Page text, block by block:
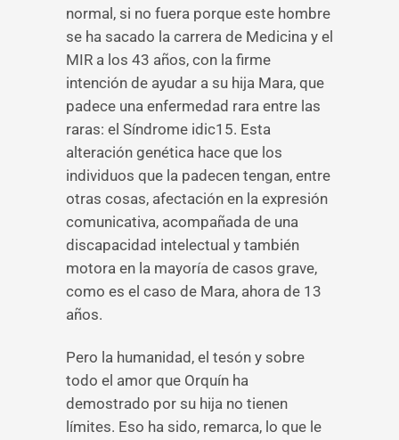
normal, si no fuera porque este hombre
se ha sacado la carrera de Medicina y el
MIR a los 43 años, con la firme
intención de ayudar a su hija Mara, que
padece una enfermedad rara entre las
raras: el Síndrome idic15. Esta
alteración genética hace que los
individuos que la padecen tengan, entre
otras cosas, afectación en la expresión
comunicativa, acompañada de una
discapacidad intelectual y también
motora en la mayoría de casos grave,
como es el caso de Mara, ahora de 13
años.
Pero la humanidad, el tesón y sobre
todo el amor que Orquín ha
demostrado por su hija no tienen
límites. Eso ha sido, remarca, lo que le